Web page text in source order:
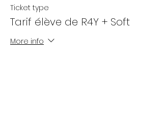
Ticket type
Tarif élève de R4Y + Soft
More info